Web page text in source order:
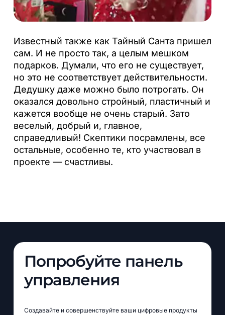
Известный также как Тайный Санта пришел
сам. И не просто так, а целым мешком
подарков. Думали, что его не существует,
но это не соответствует действительности.
Дедушку даже можно было потрогать. Он
оказался довольно стройный, пластичный и
кажется вообще не очень старый. Зато
веселый, добрый и, главное,
справедливый! Скептики посрамлены, все
остальные, особенно те, кто участвовал в
проекте — счастливы.
Попробуйте панель
управления
Создавайте и совершенствуйте ваши цифровые продукты